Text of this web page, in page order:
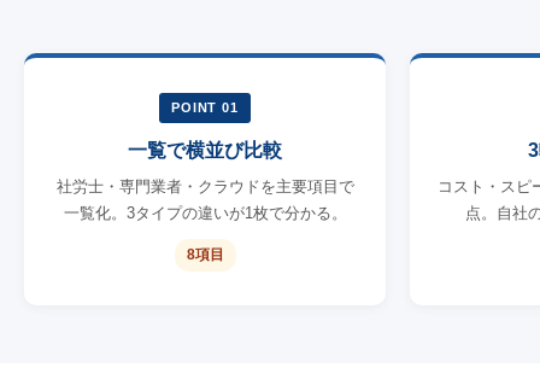
POINT 01
一覧で横並び比較
社労士・専門業者・クラウドを主要項目で
一覧化。3タイプの違いが1枚で分かる。
8項目
コスト・ス
点。自社